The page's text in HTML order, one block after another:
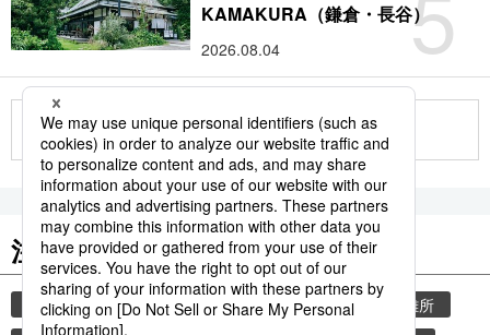
KAMAKURA（鎌倉・長谷）
2026.08.04
もっと見る
注目のキーワード
共同通信ニュース 気象・災害 災害
避難所